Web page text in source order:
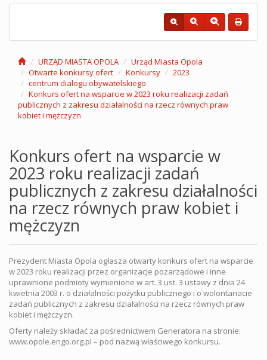
URZĄD MIASTA OPOLA
Urząd Miasta Opola
Otwarte konkursy ofert
Konkursy
2023
centrum dialogu obywatelskiego
Konkurs ofert na wsparcie w 2023 roku realizacji zadań
publicznych z zakresu działalności na rzecz równych praw
kobiet i mężczyzn
Konkurs ofert na wsparcie w
2023 roku realizacji zadań
publicznych z zakresu działalności
na rzecz równych praw kobiet i
mężczyzn
Prezydent Miasta Opola ogłasza otwarty konkurs ofert na wsparcie
w 2023 roku realizacji przez organizacje pozarządowe i inne
uprawnione podmioty wymienione w art. 3 ust. 3 ustawy z dnia 24
kwietnia 2003 r. o działalności pożytku publicznego i o wolontariacie
zadań publicznych z zakresu działalności na rzecz równych praw
kobiet i mężczyzn.
Oferty należy składać za pośrednictwem Generatora na stronie:
www.opole.engo.org.pl – pod nazwą właściwego konkursu.